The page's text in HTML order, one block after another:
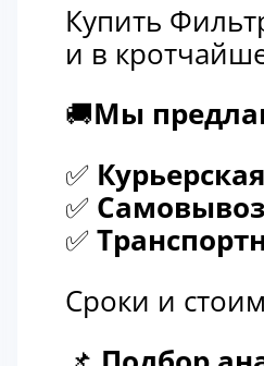
Купить
и в
🚚Мы
✅
✅ Самовывоз
✅
Сроки и